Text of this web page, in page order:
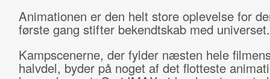
Animationen er den helt store oplevelse for
første gang stifter bekendtskab med universet.
Kampscenerne, der fylder næsten hele
halvdel, byder på noget af det flotteste